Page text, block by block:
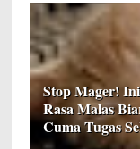
Stop Mager!
Rasa Malas
Cuma Tugas